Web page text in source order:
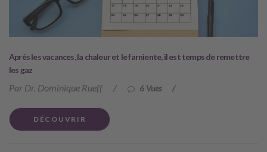
Après les vacances, la chaleur et le farniente, il est temps de remettre
les gaz
Par Dr. Dominique Rueff / 6 Vues /
DÉCOUVRIR